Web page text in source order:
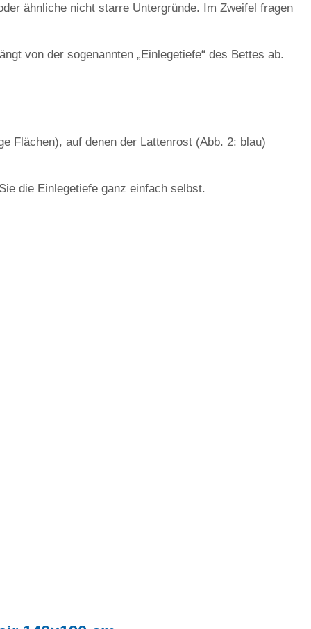
ähnliche nicht starre Untergründe. Im Zweifel fragen
von der sogenannten „Einlegetiefe“ des Bettes ab.
Flächen), auf denen der Lattenrost (Abb. 2: blau)
die Einlegetiefe ganz einfach selbst.